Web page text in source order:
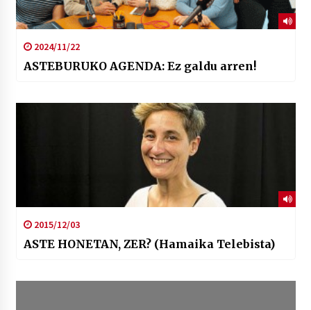
2024/11/22
ASTEBURUKO AGENDA: Ez galdu arren!
2015/12/03
ASTE HONETAN, ZER? (Hamaika Telebista)